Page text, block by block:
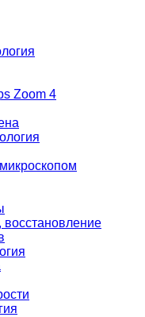
Zoom 4
восстановление